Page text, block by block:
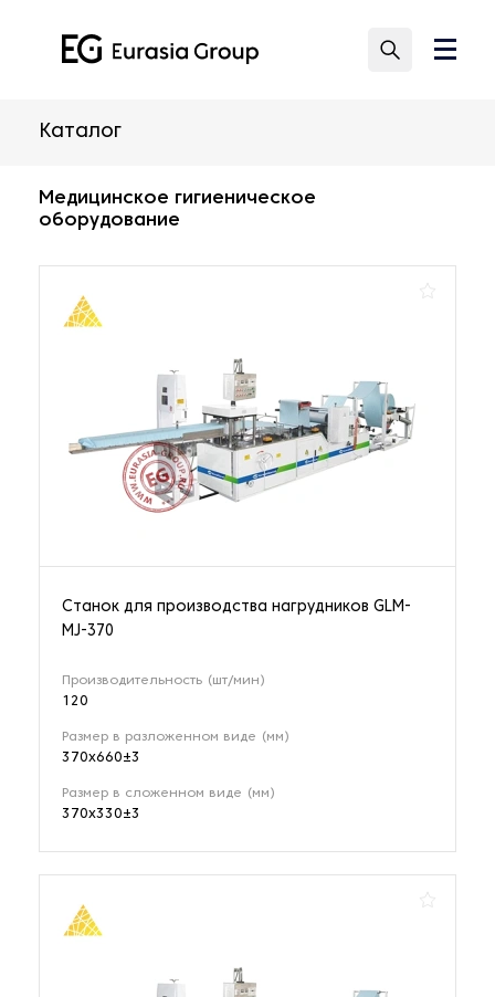
Каталог
Медицинское гигиеническое
оборудование
Станок для производства нагрудников GLM-
MJ-370
Производительность (шт/мин)
120
Размер в разложенном виде (мм)
370х660±3
Размер в сложенном виде (мм)
370х330±3